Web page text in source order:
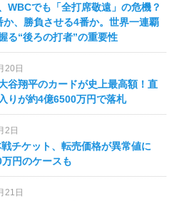
WBCでも「全打席敬遠」の危機？
か、勝負させる4番か。世界一連覇
る“後ろの打者”の重要性
20日
谷翔平のカードが史上最高額！直
りが約4億6500万円で落札
2日
チケット、転売価格が異常値に
円のケースも
21日